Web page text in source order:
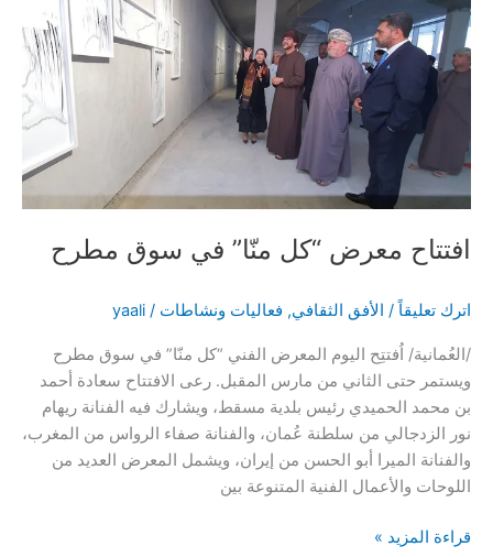
افتتاح معرض “كل منّا” في سوق مطرح
اترك تعليقاً / الأفق الثقافي, فعاليات ونشاطات /
yaali
/العُمانية/ اُفتتِح اليوم المعرض الفني “كل منّا” في سوق مطرح
ويستمر حتى الثاني من مارس المقبل. رعى الافتتاح سعادة أحمد
بن محمد الحميدي رئيس بلدية مسقط، ويشارك فيه الفنانة ريهام
نور الزدجالي من سلطنة عُمان، والفنانة صفاء الرواس من المغرب،
والفنانة الميرا أبو الحسن من إيران، ويشمل المعرض العديد من
اللوحات والأعمال الفنية المتنوعة بين
افتتاح
قراءة المزيد »